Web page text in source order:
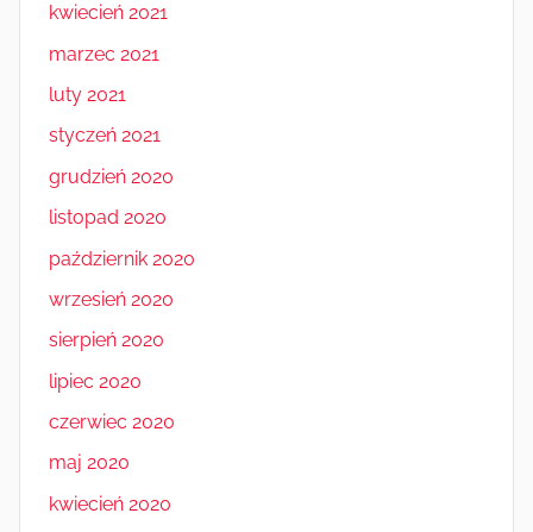
kwiecień 2021
marzec 2021
luty 2021
styczeń 2021
grudzień 2020
listopad 2020
październik 2020
wrzesień 2020
sierpień 2020
lipiec 2020
czerwiec 2020
maj 2020
kwiecień 2020